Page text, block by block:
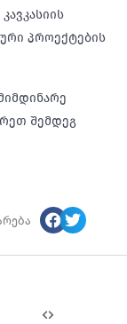
პროექტების
შემდეგ